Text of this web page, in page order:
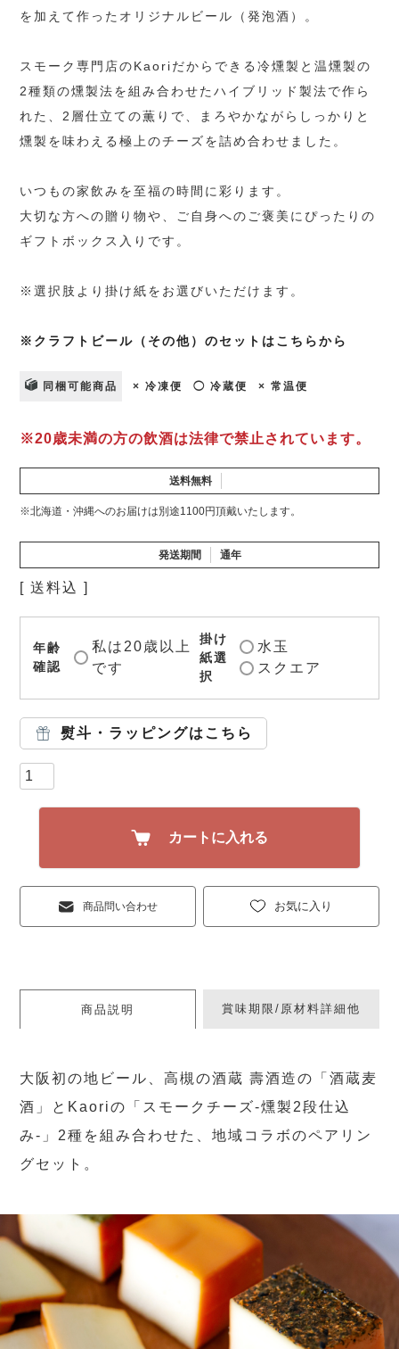
を加えて作ったオリジナルビール（発泡酒）。
スモーク専門店のKaoriだからできる冷燻製と温燻製の
2種類の燻製法を組み合わせたハイブリッド製法で作ら
れた、2層仕立ての薫りで、まろやかながらしっかりと
燻製を味わえる極上のチーズを詰め合わせました。
いつもの家飲みを至福の時間に彩ります。
大切な方への贈り物や、ご自身へのご褒美にぴったりの
ギフトボックス入りです。
※選択肢より掛け紙をお選びいただけます。
※クラフトビール（その他）のセットはこちらから
同梱可能商品 × 冷凍便 ◯ 冷蔵便 × 常温便
※20歳未満の方の飲酒は法律で禁止されています。
送料無料
※北海道・沖縄へのお届けは別途1100円頂戴いたします。
発送期間 通年
送料込
年齢
確認
私は20歳以上
です
掛け
紙選
択
水玉
スクエア
熨斗・ラッピングはこちら
お気に入り
カートに入れる
商品問い合わせ
商品説明 賞味期限/原材料詳細他
大阪初の地ビール、高槻の酒蔵 壽酒造の「酒蔵麦
酒」とKaoriの「スモークチーズ-燻製2段仕込
み-」2種を組み合わせた、地域コラボのペアリン
グセット。